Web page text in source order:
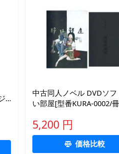
中古同人ノベル DVDソフ
い部屋[型番KURA-0002/
5,200 円
価格比較